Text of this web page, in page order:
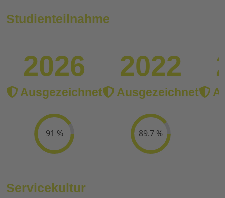
Studienteilnahme
2026
Ausgezeichnet
91 %
2022
Ausgezeichnet
89.7 %
Servicekultur